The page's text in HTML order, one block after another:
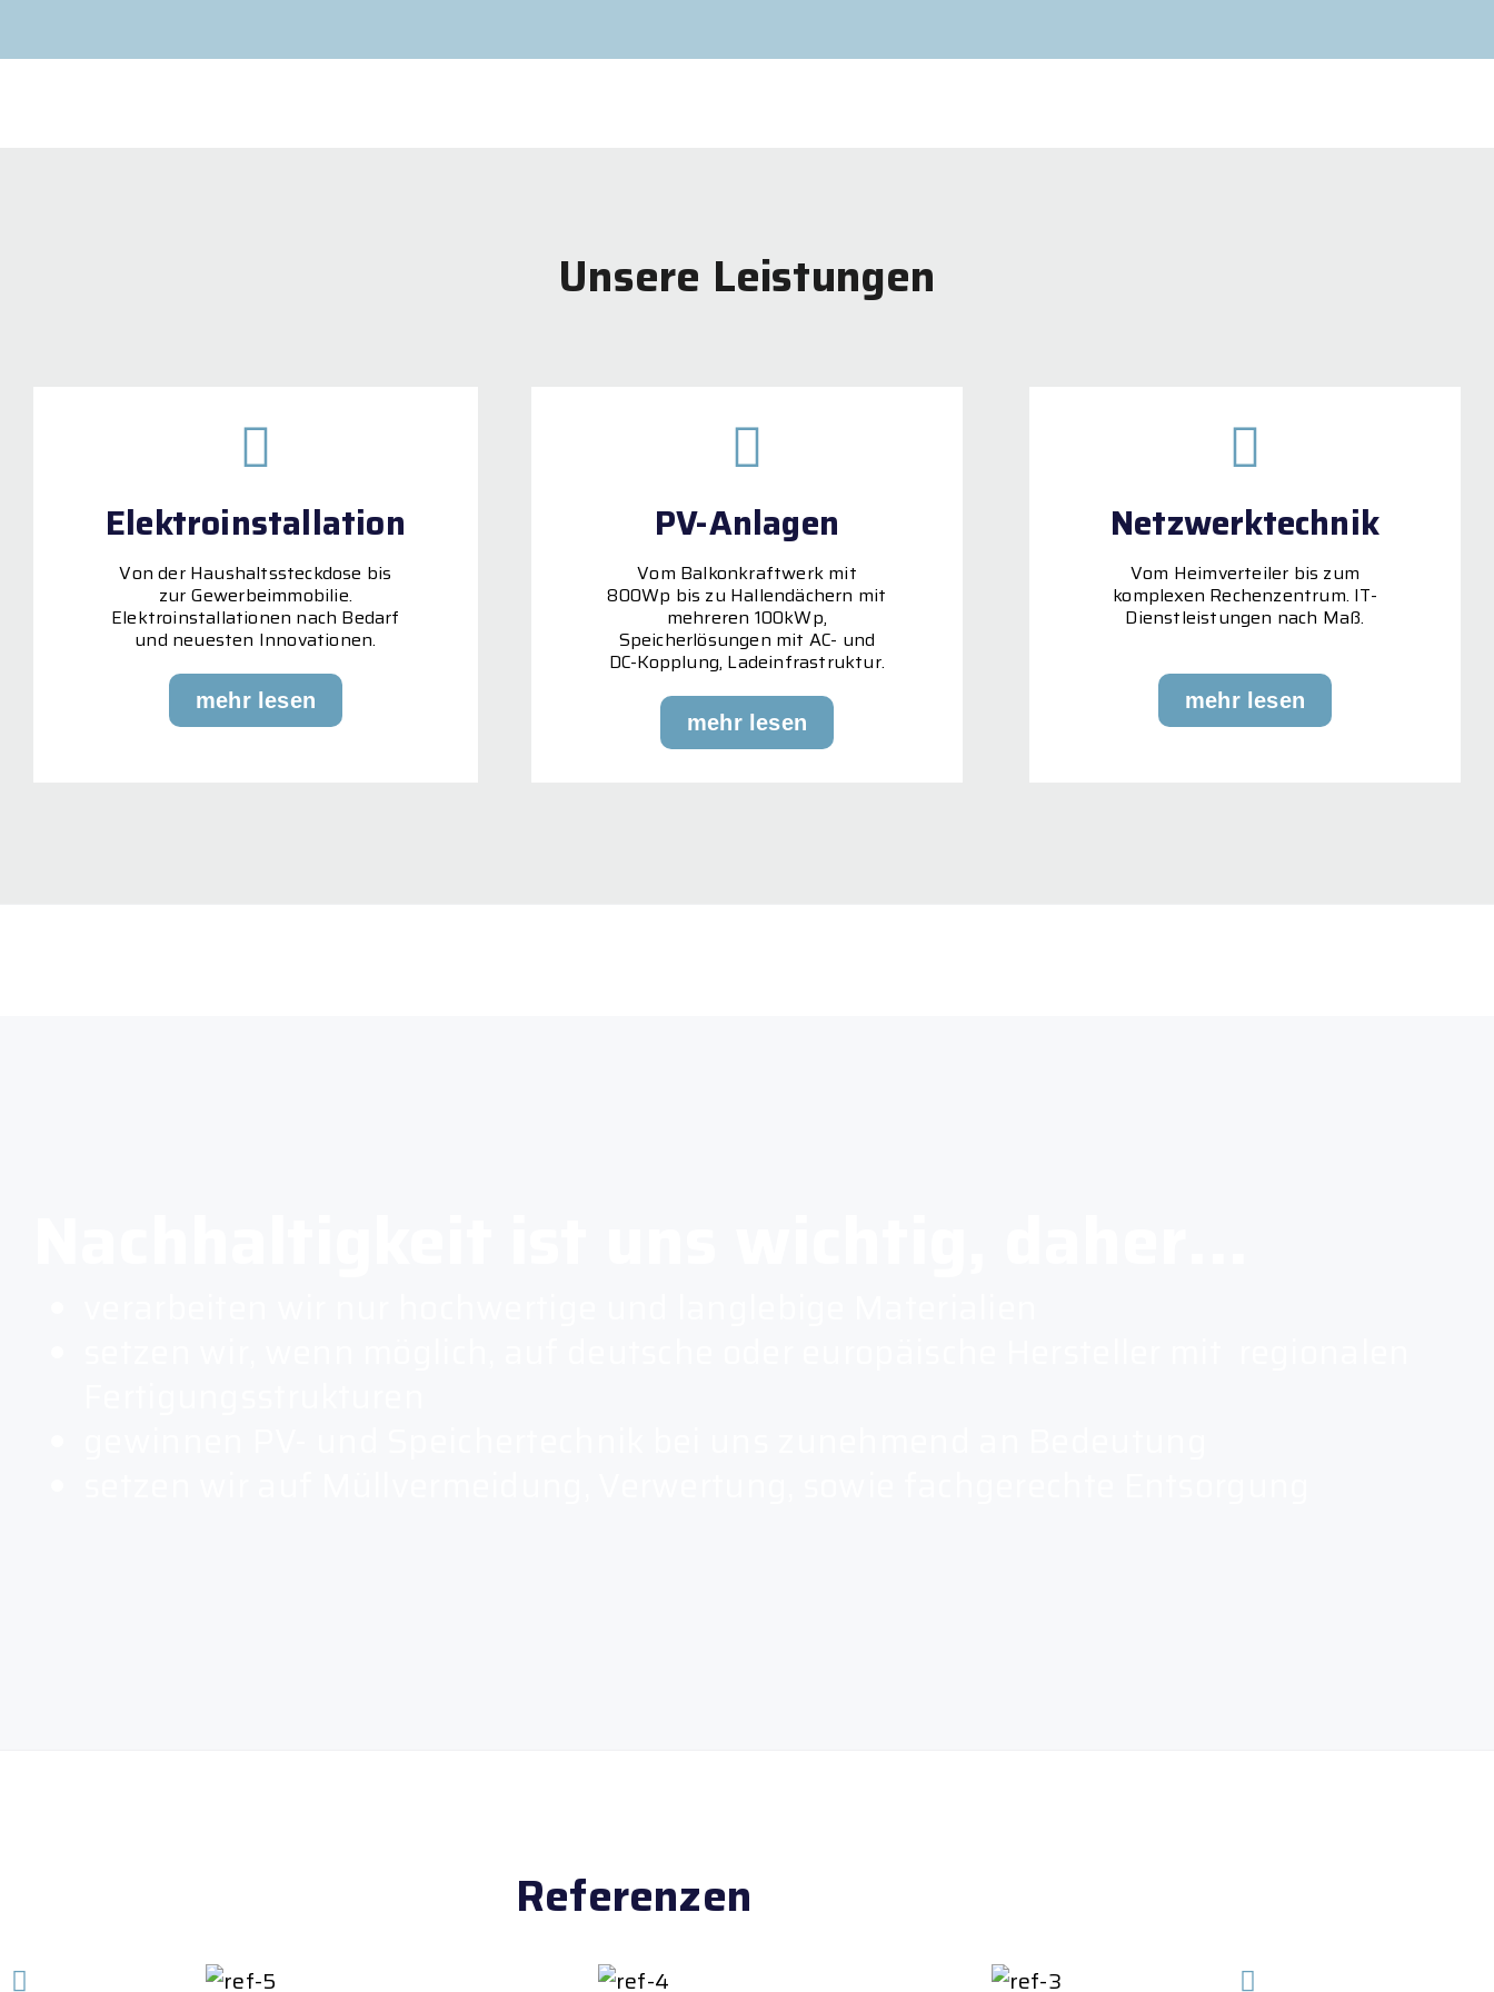
Unsere Leistungen
Elektroinstallation
Von der Haushaltssteckdose bis
zur Gewerbeimmobilie.
Elektroinstallationen nach Bedarf
und neuesten Innovationen.
mehr lesen
PV-Anlagen
Vom Balkonkraftwerk mit
800Wp bis zu Hallendächern mit
mehreren 100kWp,
Speicherlösungen mit AC- und
DC-Kopplung, Ladeinfrastruktur.
mehr lesen
Netzwerktechnik
Vom Heimverteiler bis zum
komplexen Rechenzentrum. IT-
Dienstleistungen nach Maß.
mehr lesen
Referenzen